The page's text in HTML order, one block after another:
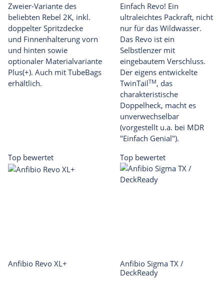
Zweier-Variante des
beliebten Rebel 2K, inkl.
doppelter Spritzdecke
und Finnenhalterung vorn
und hinten sowie
optionaler Materialvariante
Plus(+). Auch mit TubeBags
erhältlich.
Einfach Revo! Ein
ultraleichtes Packraft, nicht
nur für das Wildwasser.
Das Revo ist ein
Selbstlenzer mit
eingebautem Verschluss.
Der eigens entwickelte
TwinTailTM, das
charakteristische
Doppelheck, macht es
unverwechselbar
(vorgestellt u.a. bei MDR
"Einfach Genial").
Top bewertet
Anfibio Revo XL+
Top bewertet
Anfibio Sigma TX /
DeckReady